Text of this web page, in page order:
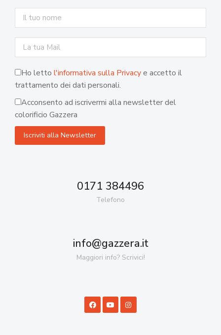
Ho letto l'informativa sulla Privacye accetto il
trattamento dei dati personali.
Acconsento ad iscrivermi alla newsletter del
colorificio Gazzera
0171 384496
Telefono
info@gazzera.it
Maggiori info? Scrivici!